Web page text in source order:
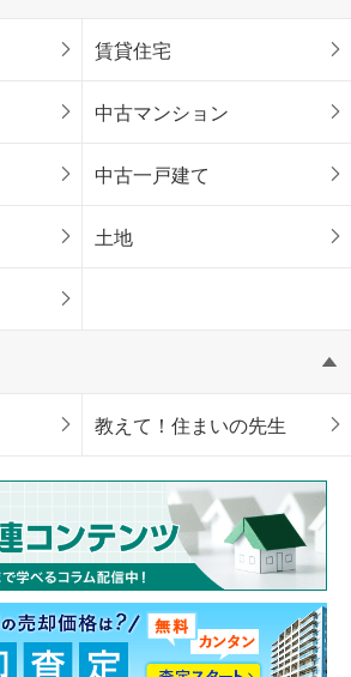
賃貸住宅
中古マンション
中古一戸建て
土地
教えて！住まいの先生